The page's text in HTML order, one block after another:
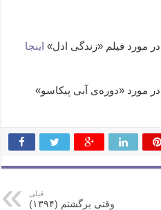
اینجا
قبلی
وقتی برگشتم (۱۳۹۴)